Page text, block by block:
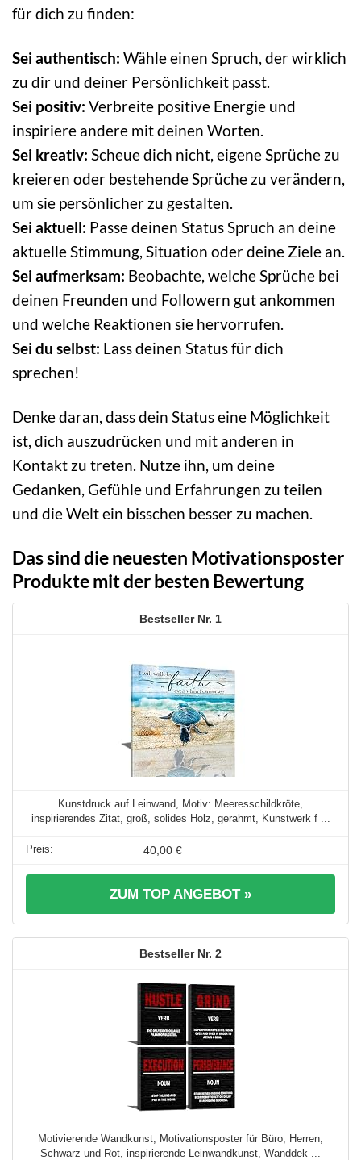
für dich zu finden:
Sei authentisch: Wähle einen Spruch, der wirklich
zu dir und deiner Persönlichkeit passt.
Sei positiv: Verbreite positive Energie und
inspiriere andere mit deinen Worten.
Sei kreativ: Scheue dich nicht, eigene Sprüche zu
kreieren oder bestehende Sprüche zu verändern,
um sie persönlicher zu gestalten.
Sei aktuell: Passe deinen Status Spruch an deine
aktuelle Stimmung, Situation oder deine Ziele an.
Sei aufmerksam: Beobachte, welche Sprüche bei
deinen Freunden und Followern gut ankommen
und welche Reaktionen sie hervorrufen.
Sei du selbst: Lass deinen Status für dich
sprechen!
Denke daran, dass dein Status eine Möglichkeit
ist, dich auszudrücken und mit anderen in
Kontakt zu treten. Nutze ihn, um deine
Gedanken, Gefühle und Erfahrungen zu teilen
und die Welt ein bisschen besser zu machen.
Das sind die neuesten Motivationsposter
Produkte mit der besten Bewertung
1
Kunstdruck auf Leinwand, Motiv: Meeresschildkröte,
inspirierendes Zitat, groß, solides Holz, gerahmt, Kunstwerk f ...
40,00 €
ZUM TOP ANGEBOT »
2
Motivierende Wandkunst, Motivationsposter für Büro, Herren,
Schwarz und Rot, inspirierende Leinwandkunst, Wanddek ...